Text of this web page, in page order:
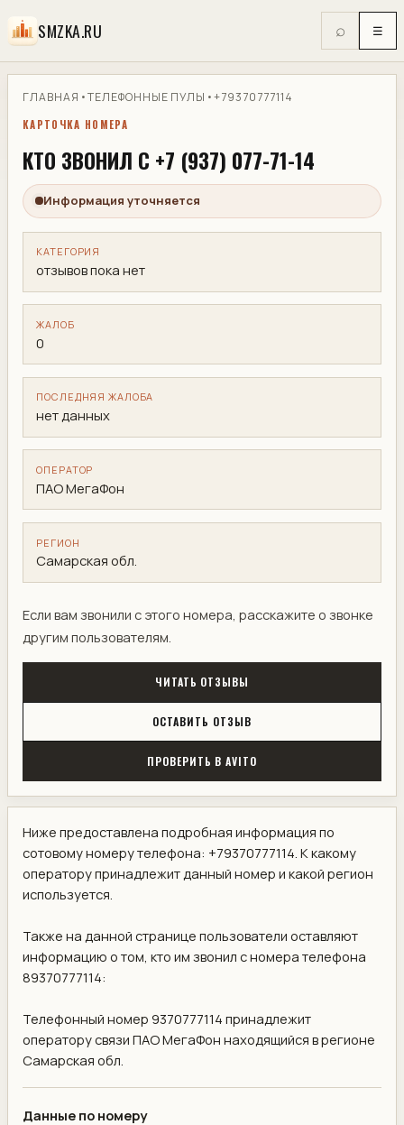
SMZKA.RU ⌕ ☰
ГЛАВНАЯ •ТЕЛЕФОННЫЕ ПУЛЫ •+79370777114
КАРТОЧКА НОМЕРА
КТО ЗВОНИЛ С +7 (937) 077-71-14
Информация уточняется
КАТЕГОРИЯ
отзывов пока нет
ЖАЛОБ
0
ПОСЛЕДНЯЯ ЖАЛОБА
нет данных
ОПЕРАТОР
ПАО МегаФон
РЕГИОН
Самарская обл.
Если вам звонили с этого номера, расскажите о звонке
другим пользователям.
ЧИТАТЬ ОТЗЫВЫ
ОСТАВИТЬ ОТЗЫВ
ПРОВЕРИТЬ В AVITO
Ниже предоставлена подробная информация по
сотовому номеру телефона: +79370777114. К какому
оператору принадлежит данный номер и какой регион
используется.
Также на данной странице пользователи оставляют
информацию о том, кто им звонил с номера телефона
89370777114:
Телефонный номер 9370777114 принадлежит
оператору связи ПАО МегаФон находящийся в регионе
Самарская обл.
Данные по номеру